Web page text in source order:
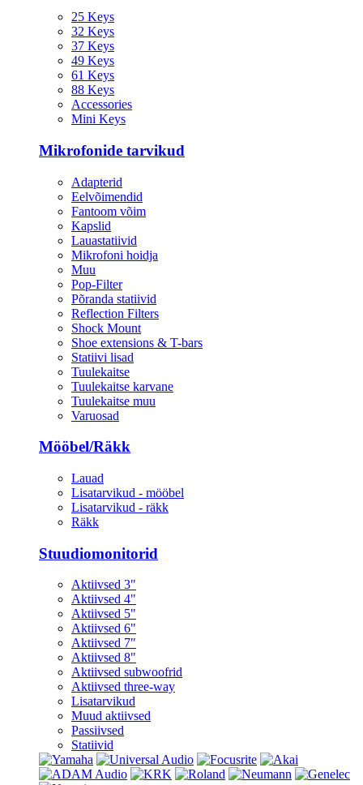
25 Keys
32 Keys
37 Keys
49 Keys
61 Keys
88 Keys
Accessories
Mini Keys
Mikrofonide tarvikud
Adapterid
Eelvõimendid
Fantoom võim
Kapslid
Lauastatiivid
Mikrofoni hoidja
Muu
Pop-Filter
Põranda statiivid
Reflection Filters
Shock Mount
Shoe extensions & T-bars
Statiivi lisad
Tuulekaitse
Tuulekaitse karvane
Tuulekaitse muu
Varuosad
Mööbel/Räkk
Lauad
Lisatarvikud - mööbel
Lisatarvikud - räkk
Räkk
Stuudiomonitorid
Aktiivsed 3"
Aktiivsed 4"
Aktiivsed 5"
Aktiivsed 6"
Aktiivsed 7"
Aktiivsed 8"
Aktiivsed subwoofrid
Aktiivsed three-way
Lisatarvikud
Muud aktiivsed
Passiivsed
Statiivid